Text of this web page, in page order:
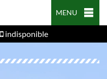
MENU
indisponible